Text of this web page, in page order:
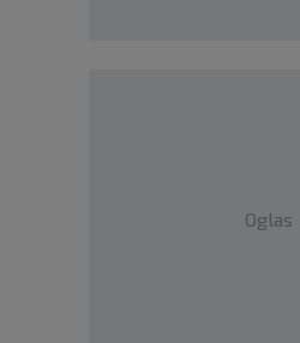
Oglas